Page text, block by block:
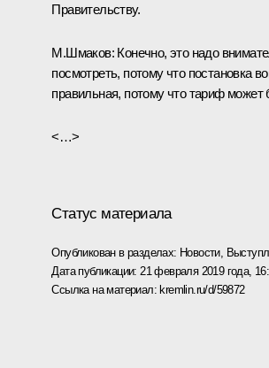
Правительству.
М.Шмаков: Конечно, это надо
посмотреть, потому что постановка
правильная, потому что тариф
<…>
Статус материала
Опубликован в разделах: Новости,
Дата публикации: 21 февраля 2019 года,
Ссылка на материал: kremlin.ru/d/59872